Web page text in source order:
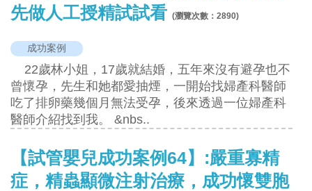
先做人工授精試試看 (瀏覽次數：2890)
成功案例
22歲林小姐，17歲就結婚，五年來沒有避孕也不
曾懷孕，先生和她都愛抽煙，一開始找婦產科醫師
吃了排卵藥幾個月無法受孕，後來透過一位婦產科
醫師介紹找到我。 &nbs..
【試管嬰兒成功案例64】:嚴重寡精
症，精蟲顯微注射治療，成功懷雙胞